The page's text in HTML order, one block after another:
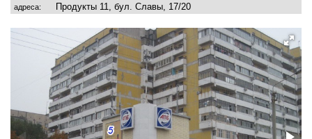
адреса: Продукты 11, бул. Славы, 17/20